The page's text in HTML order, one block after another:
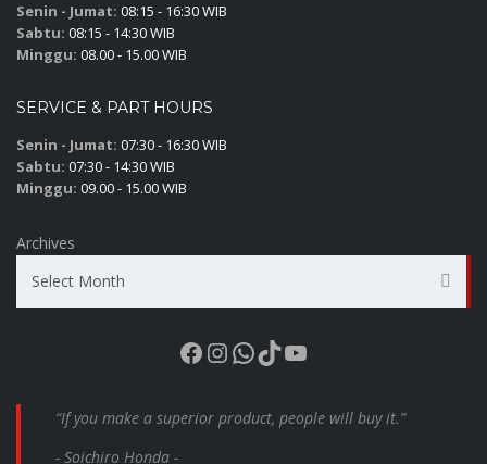
Senin - Jumat: 08:15 - 16:30 WIB
Sabtu: 08:15 - 14:30 WIB
Minggu: 08.00 - 15.00 WIB
SERVICE & PART HOURS
Senin - Jumat: 07:30 - 16:30 WIB
Sabtu: 07:30 - 14:30 WIB
Minggu: 09.00 - 15.00 WIB
Archives
Select Month
Facebook
Instagram
WhatsApp
TikTok
YouTube
“If you make a superior product, people will buy it.”
- Soichiro Honda -